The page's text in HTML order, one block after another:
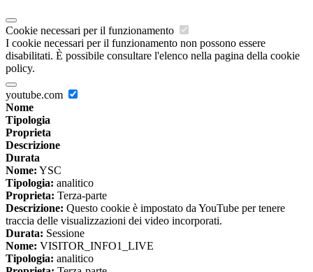
Cookie necessari per il funzionamento
I cookie necessari per il funzionamento non possono essere
disabilitati. È possibile consultare l'elenco nella pagina della cookie
policy.
youtube.com
Nome
Tipologia
Proprieta
Descrizione
Durata
Nome: YSC
Tipologia: analitico
Proprieta: Terza-parte
Descrizione: Questo cookie è impostato da YouTube per tenere
traccia delle visualizzazioni dei video incorporati.
Durata: Sessione
Nome: VISITOR_INFO1_LIVE
Tipologia: analitico